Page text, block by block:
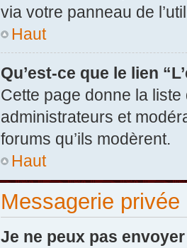
via votre panneau de
Haut
Qu’est-ce que le lien
Cette page donne la
administrateurs et
forums qu’ils modèrent.
Haut
Messagerie privée
Je ne peux pas